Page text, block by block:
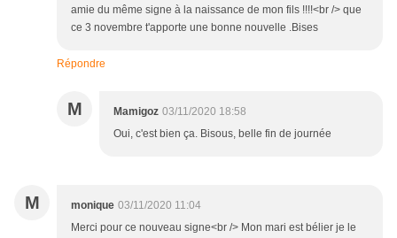
amie du même signe à la naissance de mon fils !!!!<br /> que
ce 3 novembre t'apporte une bonne nouvelle .Bises
Répondre
M Mamigoz 03/11/2020 18:58
Oui, c'est bien ça. Bisous, belle fin de journée
M monique 03/11/2020 11:04
Merci pour ce nouveau signe<br /> Mon mari est bélier je le